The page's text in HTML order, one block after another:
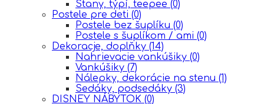
Stany, týpí, teepee (0)
Postele pre deti (0)
Postele bez šuplíku (0)
Postele s šuplíkom / ami (0)
Dekoracje, doplňky (14)
Nahrievacie vankúšiky (0)
Vankúšiky (7)
Nálepky, dekorácie na stenu (1)
Sedáky, podsedáky (3)
DISNEY NÁBYTOK (0)